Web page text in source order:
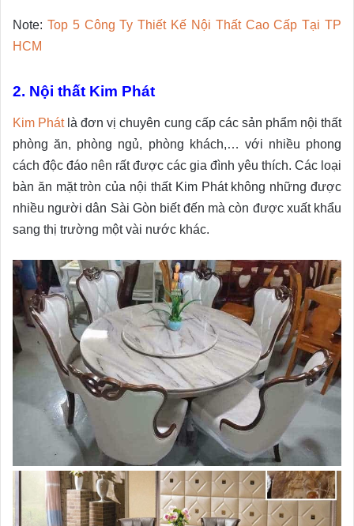
Note: Top 5 Công Ty Thiết Kế Nội Thất Cao Cấp Tại TP
HCM
2. Nội thất Kim Phát
Kim Phátlà đơn vị chuyên cung cấp các sản phẩm nội thất
phòng ăn, phòng ngủ, phòng khách,… với nhiều phong
cách độc đáo nên rất được các gia đình yêu thích. Các loại
bàn ăn mặt tròn của nội thất Kim Phát không những được
nhiều người dân Sài Gòn biết đến mà còn được xuất khẩu
sang thị trường một vài nước khác.